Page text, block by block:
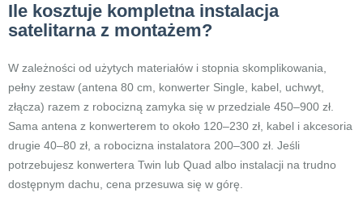
Ile kosztuje kompletna instalacja
satelitarna z montażem?
W zależności od użytych materiałów i stopnia skomplikowania,
pełny zestaw (antena 80 cm, konwerter Single, kabel, uchwyt,
złącza) razem z robocizną zamyka się w przedziale 450–900 zł.
Sama antena z konwerterem to około 120–230 zł, kabel i akcesoria
drugie 40–80 zł, a robocizna instalatora 200–300 zł. Jeśli
potrzebujesz konwertera Twin lub Quad albo instalacji na trudno
dostępnym dachu, cena przesuwa się w górę.